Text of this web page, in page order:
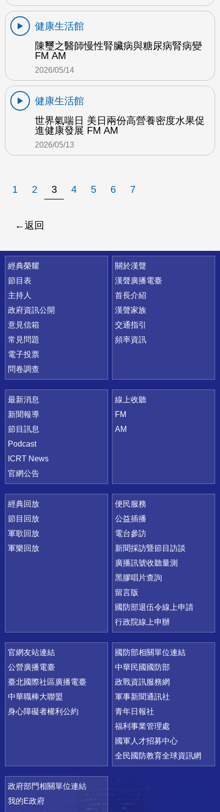
健康生活館
陳璽之醫師慢性腎臟病與糖尿病腎病變
FM AM
2026/05/14
健康生活館
世界氣喘日 美日兩份高營養密度水果促
進健康發展 FM AM
2026/05/13
1 2 3 4 5 6 7
返回
快速連結
經典榮耀
節目表
主持人
政府資訊公開
意見信箱
常見問題
電子投票
問卷調查
關於漢聲
漢聲廣播電臺
首長介紹
漢聲家族
交通指引
頻率資訊
最新消息
新聞報導
節目訊息
Podcast
ICRT News
官網公告
線上收聽
FM
AM
經典回放
節目回放
軍歌回放
軍樂回放
便民服務
公益插播
電台參訪
新聞採訪暨節目訪談
廣播訊號收聽量測
黑膠唱片查詢
留言版
國防部退伍令線上申請
行政院線上申辦
官網友站連結
公營廣播電臺
臺北國際社區廣播電臺
中華職棒大聯盟
身心障礙者權利公約
國防部相關單位連結
中華民國國防部
政戰資訊服務網
軍事新聞通訊社
青年日報社
福利事業管理處
國軍人才招募中心
全民國防教育全球資訊網
政府部門相關單位連結
我的E政府